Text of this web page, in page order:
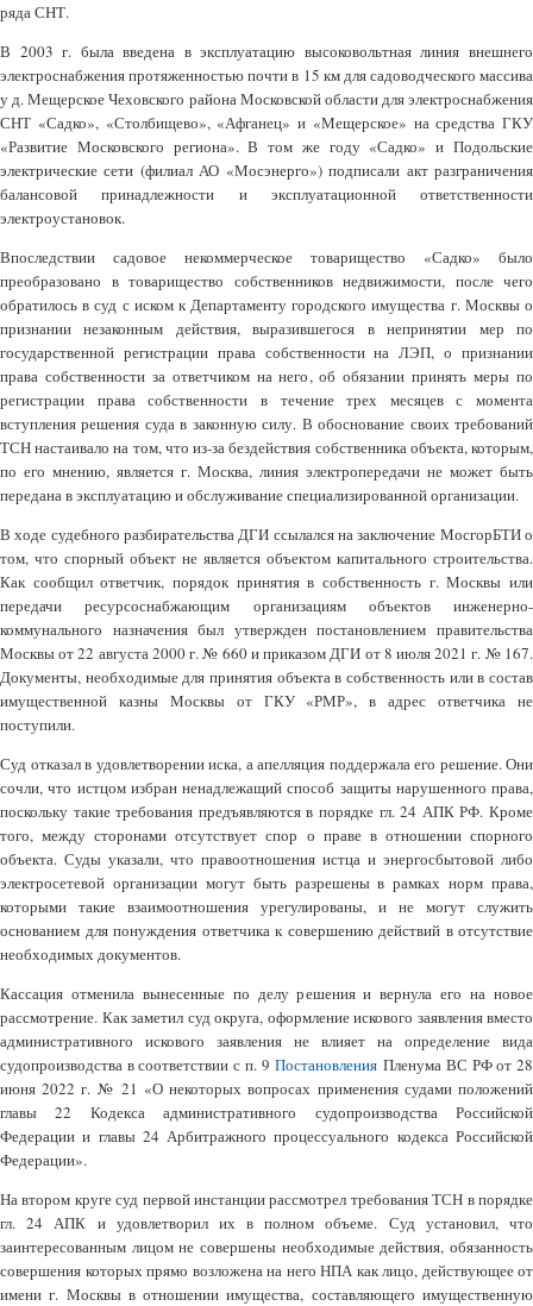
ряда СНТ.
В 2003 г. была введена в эксплуатацию высоковольтная линия внешнего
электроснабжения протяженностью почти в 15 км для садоводческого массива
у д. Мещерское Чеховского района Московской области для электроснабжения
СНТ «Садко», «Столбищево», «Афганец» и «Мещерское» на средства ГКУ
«Развитие Московского региона». В том же году «Садко» и Подольские
электрические сети (филиал АО «Мосэнерго») подписали акт разграничения
балансовой принадлежности и эксплуатационной ответственности
электроустановок.
Впоследствии садовое некоммерческое товарищество «Садко» было
преобразовано в товарищество собственников недвижимости, после чего
обратилось в суд с иском к Департаменту городского имущества г. Москвы о
признании незаконным действия, выразившегося в непринятии мер по
государственной регистрации права собственности на ЛЭП, о признании
права собственности за ответчиком на него, об обязании принять меры по
регистрации права собственности в течение трех месяцев с момента
вступления решения суда в законную силу. В обоснование своих требований
ТСН настаивало на том, что из-за бездействия собственника объекта, которым,
по его мнению, является г. Москва, линия электропередачи не может быть
передана в эксплуатацию и обслуживание специализированной организации.
В ходе судебного разбирательства ДГИ ссылался на заключение МосгорБТИ о
том, что спорный объект не является объектом капитального строительства.
Как сообщил ответчик, порядок принятия в собственность г. Москвы или
передачи ресурсоснабжающим организациям объектов инженерно-
коммунального назначения был утвержден постановлением правительства
Москвы от 22 августа 2000 г. № 660 и приказом ДГИ от 8 июля 2021 г. № 167.
Документы, необходимые для принятия объекта в собственность или в состав
имущественной казны Москвы от ГКУ «РМР», в адрес ответчика не
поступили.
Суд отказал в удовлетворении иска, а апелляция поддержала его решение. Они
сочли, что истцом избран ненадлежащий способ защиты нарушенного права,
поскольку такие требования предъявляются в порядке гл. 24 АПК РФ. Кроме
того, между сторонами отсутствует спор о праве в отношении спорного
объекта. Суды указали, что правоотношения истца и энергосбытовой либо
электросетевой организации могут быть разрешены в рамках норм права,
которыми такие взаимоотношения урегулированы, и не могут служить
основанием для понуждения ответчика к совершению действий в отсутствие
необходимых документов.
Кассация отменила вынесенные по делу решения и вернула его на новое
рассмотрение. Как заметил суд округа, оформление искового заявления вместо
административного искового заявления не влияет на определение вида
судопроизводства в соответствии с п. 9Постановления Пленума ВС РФ от 28
июня 2022 г. № 21 «О некоторых вопросах применения судами положений
главы 22 Кодекса административного судопроизводства Российской
Федерации и главы 24 Арбитражного процессуального кодекса Российской
Федерации».
На втором круге суд первой инстанции рассмотрел требования ТСН в порядке
гл. 24 АПК и удовлетворил их в полном объеме. Суд установил, что
заинтересованным лицом не совершены необходимые действия, обязанность
совершения которых прямо возложена на него НПА как лицо, действующее от
имени г. Москвы в отношении имущества, составляющего имущественную